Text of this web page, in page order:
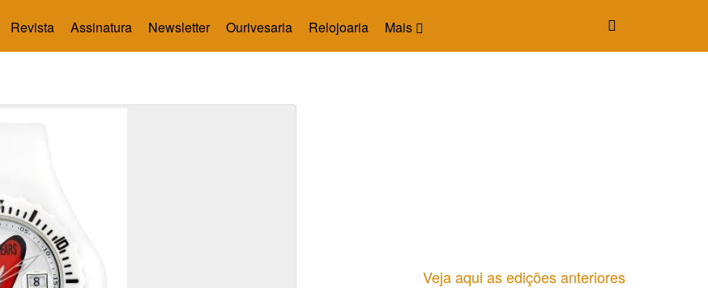
Mais
Revista Assinatura Newsletter Ourivesaria Relojoaria
Veja aqui as edições anteriores